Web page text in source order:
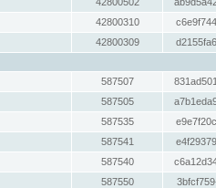
42800310
42800309
587507
587505
587535
587541
587540
587550